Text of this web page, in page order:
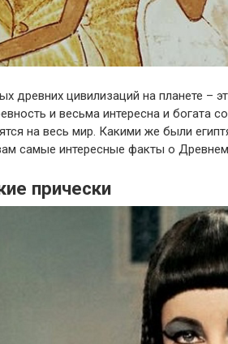
древних цивилизаций на планете –
и весьма интересна и богата
на весь мир. Какими же были
самые интересные факты о Древнем
прически